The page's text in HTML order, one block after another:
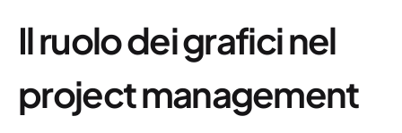
Il ruolo dei grafici nel
project management